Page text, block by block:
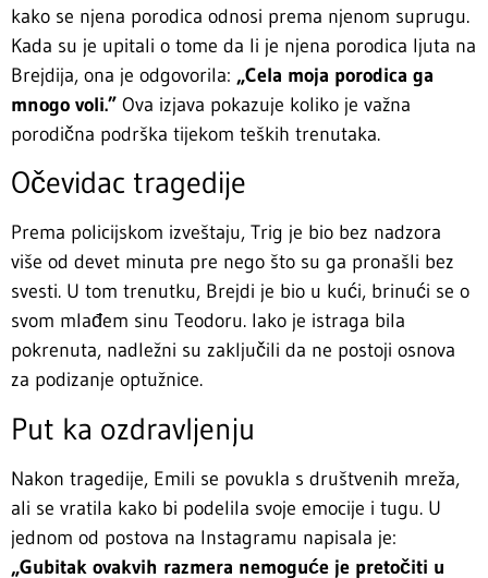
kako se njena porodica odnosi prema njenom suprugu.
Kada su je upitali o tome da li je njena porodica ljuta na
Brejdija, ona je odgovorila: „Cela moja porodica ga
mnogo voli.” Ova izjava pokazuje koliko je važna
porodična podrška tijekom teških trenutaka.
Očevidac tragedije
Prema policijskom izveštaju, Trig je bio bez nadzora
više od devet minuta pre nego što su ga pronašli bez
svesti. U tom trenutku, Brejdi je bio u kući, brinući se o
svom mlađem sinu Teodoru. Iako je istraga bila
pokrenuta, nadležni su zaključili da ne postoji osnova
za podizanje optužnice.
Put ka ozdravljenju
Nakon tragedije, Emili se povukla s društvenih mreža,
ali se vratila kako bi podelila svoje emocije i tugu. U
jednom od postova na Instagramu napisala je:
„Gubitak ovakvih razmera nemoguće je pretočiti u